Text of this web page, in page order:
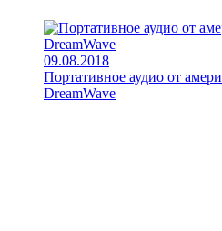
09.08.2018
Портативное аудио от
DreamWave